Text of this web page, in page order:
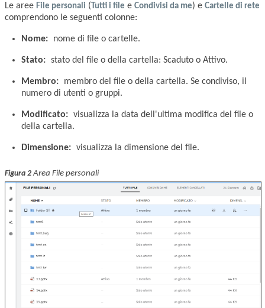
Le aree File personali (Tutti i file e Condivisi da me) e Cartelle di rete
comprendono le seguenti colonne:
Nome: nome di file o cartelle.
Stato: stato del file o della cartella: Scaduto o Attivo.
Membro:
membro del file o della cartella. Se condiviso, il
numero di utenti o gruppi.
Modificato: visualizza la data dell'ultima modifica del file o
della cartella.
Dimensione: visualizza la dimensione del file.
Figura 2Area File personali